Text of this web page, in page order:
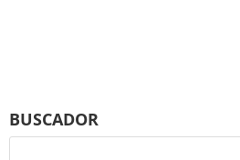
BUSCADOR